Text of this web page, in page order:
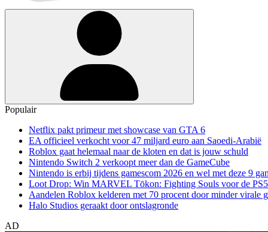
Populair
Netflix pakt primeur met showcase van GTA 6
EA officieel verkocht voor 47 miljard euro aan Saoedi-Arabië
Roblox gaat helemaal naar de kloten en dat is jouw schuld
Nintendo Switch 2 verkoopt meer dan de GameCube
Nintendo is erbij tijdens gamescom 2026 en wel met deze 9
Loot Drop: Win MARVEL Tōkon: Fighting Souls voor de PS5
Aandelen Roblox kelderen met 70 procent door minder virale
Halo Studios geraakt door ontslagronde
AD